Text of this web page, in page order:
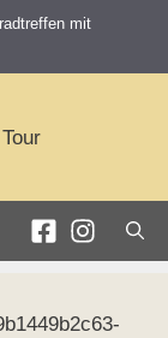
mit